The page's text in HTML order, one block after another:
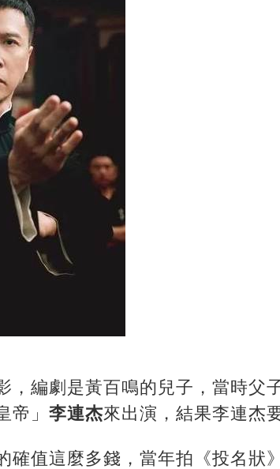
，編劇是黃百鳴的兒子，當時父
帝」 李連杰來出演，結果李連杰
確值這麼多錢，當年拍《投名狀